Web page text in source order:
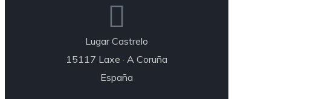
Lugar Castrelo
15117 Laxe · A Coruña
España